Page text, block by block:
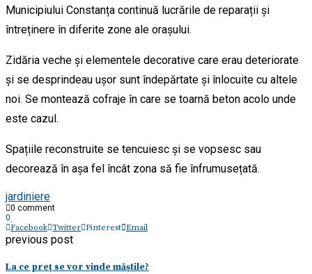
Municipiului Constanța continuă lucrările de reparații și
întreținere în diferite zone ale orașului.
Zidăria veche și elementele decorative care erau deteriorate
și se desprindeau ușor sunt îndepărtate și înlocuite cu altele
noi. Se montează cofraje în care se toarnă beton acolo unde
este cazul.
Spațiile reconstruite se tencuiesc și se vopsesc sau
decorează în așa fel încât zona să fie înfrumusețată.
jardiniere
0 comment
0
Facebook Twitter Pinterest Email
previous post
La ce preț se vor vinde măștile?